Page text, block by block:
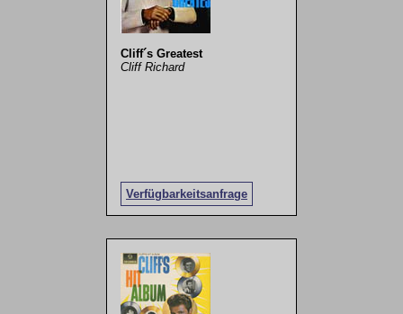
Cliff´s Greatest
Cliff Richard
Verfügbarkeitsanfrage